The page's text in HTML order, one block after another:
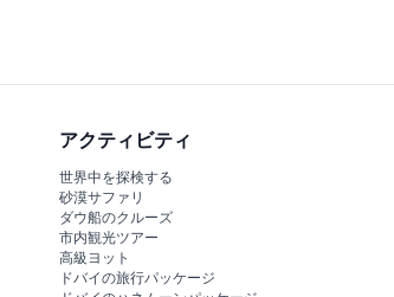
アクティビティ
世界中を探検する
砂漠サファリ
ダウ船のクルーズ
市内観光ツアー
高級ヨット
ドバイの旅行パッケージ